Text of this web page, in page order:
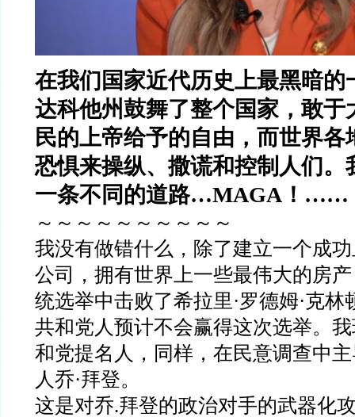
在我们国家近代历史上最黑暗的
达科他州鼓舞了整个国家，敢于
民的上帝给予的自由，而世界各
恐惧来操纵、撒谎和控制人们。
一条不同的道路…MAGA！……
～～～～～～～～～～
我没有做错什么，除了建立一个成
公司，拥有世界上一些最伟大的房
统选举中击败了希拉里·罗德姆·克林
共和党人预计不会赢得这次选举。
和党提名人，同样，在民意调查中
人乔·拜登。
这是对乔.拜登的政治对手的武器化